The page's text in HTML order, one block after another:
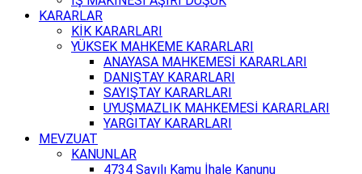
KARARLAR
KİK KARARLARI
YÜKSEK MAHKEME KARARLARI
ANAYASA MAHKEMESİ KARARLARI
DANIŞTAY KARARLARI
SAYIŞTAY KARARLARI
UYUŞMAZLIK MAHKEMESİ KARARLARI
YARGITAY KARARLARI
MEVZUAT
KANUNLAR
4734 Sayılı Kamu İhale Kanunu